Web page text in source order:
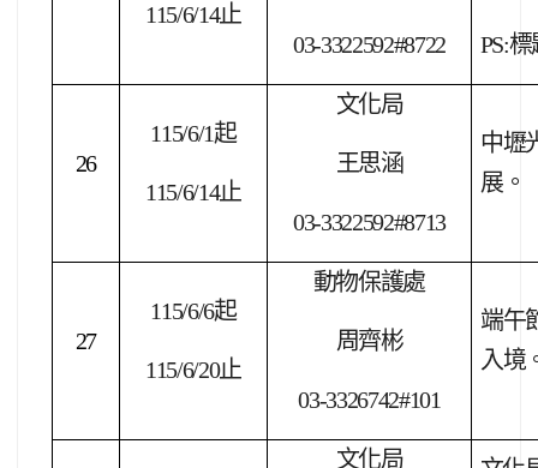
115/6/14止
03-3322592#8722 PS:標
26
115/6/1起
115/6/14止
文化局
王思涵
03-3322592#8713
中壢
展。
27
115/6/6起
115/6/20止
動物保護處
周齊彬
03-3326742#101
端午
入境
文化局